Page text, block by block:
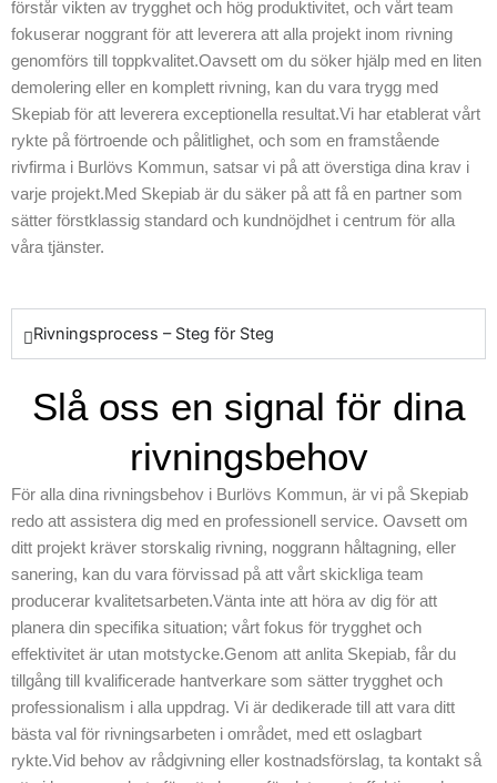
noggrannhet alltid
står i centrum. Vi
förstår vikten av att
anpassa våra
metoder efter varje
unikt projekt, och
vi sätter alltid
kundens behov
som vår högsta
pålitliga inställning
och vårt
att leverera
resultat. Oavsett
om det handlar om
en liten rivning eller
ett större projekt i
Burlövs Kommun,
säkerställer vi att
våra kunder får
den förväntade
upplevelsen.
Vårt team av
experter står redo
att assistera med
förstår vikten av trygghet och hög produktivitet, och vårt team
fokuserar noggrant för att leverera att alla projekt inom rivning
genomförs till toppkvalitet.Oavsett om du söker hjälp med en liten
demolering eller en komplett rivning, kan du vara trygg med
Skepiab för att leverera exceptionella resultat.Vi har etablerat vårt
rykte på förtroende och pålitlighet, och som en framstående
rivfirma i Burlövs Kommun, satsar vi på att överstiga dina krav i
varje projekt.Med Skepiab är du säker på att få en partner som
sätter förstklassig standard och kundnöjdhet i centrum för alla
våra tjänster.
Rivningsprocess – Steg för Steg
Slå oss en signal för dina
rivningsbehov
För alla dina rivningsbehov i Burlövs Kommun, är vi på Skepiab
redo att assistera dig med en professionell service. Oavsett om
ditt projekt kräver storskalig rivning, noggrann håltagning, eller
sanering, kan du vara förvissad på att vårt skickliga team
producerar kvalitetsarbeten.Vänta inte att höra av dig för att
planera din specifika situation; vårt fokus för trygghet och
effektivitet är utan motstycke.Genom att anlita Skepiab, får du
tillgång till kvalificerade hantverkare som sätter trygghet och
professionalism i alla uppdrag. Vi är dedikerade till att vara ditt
bästa val för rivningsarbeten i området, med ett oslagbart
rykte.Vid behov av rådgivning eller kostnadsförslag, ta kontakt så